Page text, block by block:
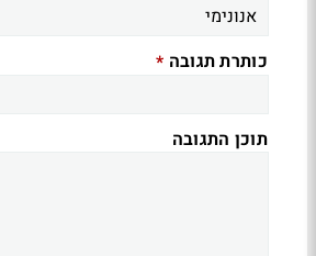
כותרת תגובה *
תוכן התגובה